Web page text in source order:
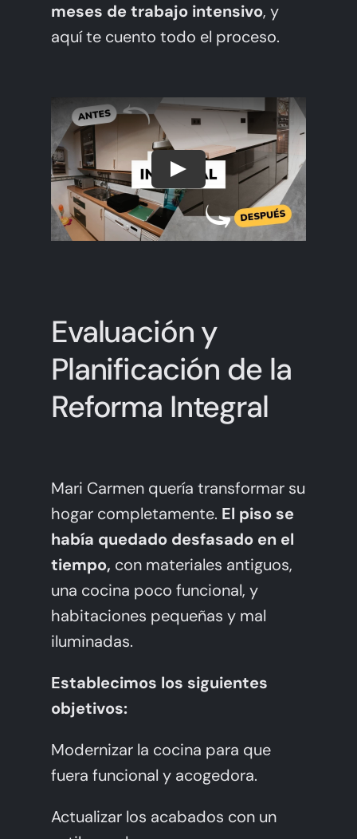
meses de trabajo intensivo, y
aquí te cuento todo el proceso.
Evaluación y
Planificación de la
Reforma Integral
Mari Carmen quería transformar su
hogar completamente. El piso se
había quedado desfasado en el
tiempo, con materiales antiguos,
una cocina poco funcional, y
habitaciones pequeñas y mal
iluminadas.
Establecimos los siguientes
objetivos:
Modernizar la cocina para que
fuera funcional y acogedora.
Actualizar los acabados con un